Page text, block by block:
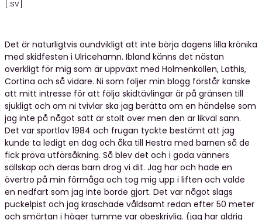
[:sv]
Det är naturligtvis oundvikligt att inte börja dagens lilla krönika
med skidfesten i Ulricehamn. Ibland känns det nästan
overkligt för mig som är uppväxt med Holmenkollen, Lathis,
Cortina och så vidare. Ni som följer min blogg förstår kanske
att mitt intresse för att följa skidtävlingar är på gränsen till
sjukligt och om ni tvivlar ska jag berätta om en händelse som
jag inte på något sätt är stolt över men den är likväl sann.
Det var sportlov 1984 och frugan tyckte bestämt att jag
kunde ta ledigt en dag och åka till Hestra med barnen så de
fick pröva utförsåkning. Så blev det och i goda vänners
sällskap och deras barn drog vi dit. Jag har och hade en
övertro på min förmåga och tog mig upp i liften och valde
en nedfart som jag inte borde gjort. Det var något slags
puckelpist och jag kraschade våldsamt redan efter 50 meter
och smärtan i höger tumme var obeskrivlig. (jag har aldrig